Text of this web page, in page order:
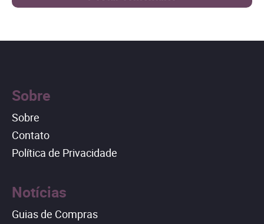
Sobre
Sobre
Contato
Política de Privacidade
Notícias
Guias de Compras